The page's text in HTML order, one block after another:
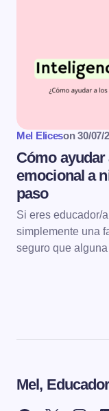
Mel Eliceson 30/07/
Cómo
emocional a
paso
Si eres educador/
simplemente una
seguro que
Mel,